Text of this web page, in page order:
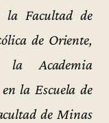
la Facultad de
de Oriente,
la Academia
la Escuela de
de Minas